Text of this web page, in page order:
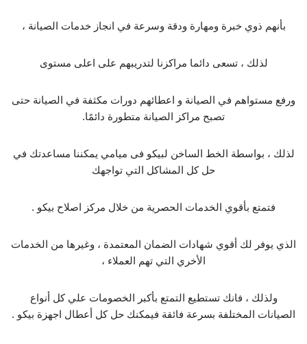
بأنهم ذوي خبرة ومهارة ودقة وسرعة في انجاز خدمات الصيانة ،
لذلك ، تسعى دائما مراكزنا لتدريبهم على اعلى مستوى
ورفع مستواهم في الصيانة و اعطائهم دورات مكثفة في الصيانة حتى
تصبح مراكز الصيانة متطورة دائمًا.
لذلك ، بواسطة الخط الساخن لبيكو فى ميامي يمكننا مساعدتك في
حل كل المشاكل التي تواجهك
فتمتع بأقوي الخدمات الحصرية من خلال مركز اصلاح بيكو .
الذي يوفر لك أقوي شهادات الضمان المعتمدة ، وغيرها من الخدمات
الأخري التي تهم العملاء ،
ولذلك ، فانك تستطيع التمتع بأكبر الخصومات علي كل أنواع
الصيانات المختلفة بسرعة فائقة فيمكنك حل كل أعطال اجهزة بيكو .